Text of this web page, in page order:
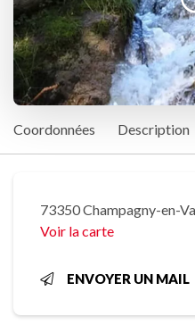
Coordonnées Description
73350 Champagny-en-
Voir la carte
ENVOYER UN MAIL